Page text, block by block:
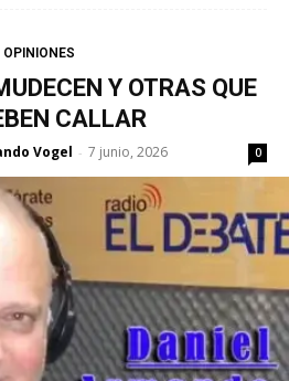
OPINIONES
Y OTRAS QUE
CALLAR
Vogel - 7 junio, 2026 0